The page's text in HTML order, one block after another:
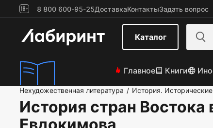
8 800 600-95-25ДоставкаКонтактыЗадать вопрос
Каталог
Главное Книги
Нехудожественная литература / История.
История стран